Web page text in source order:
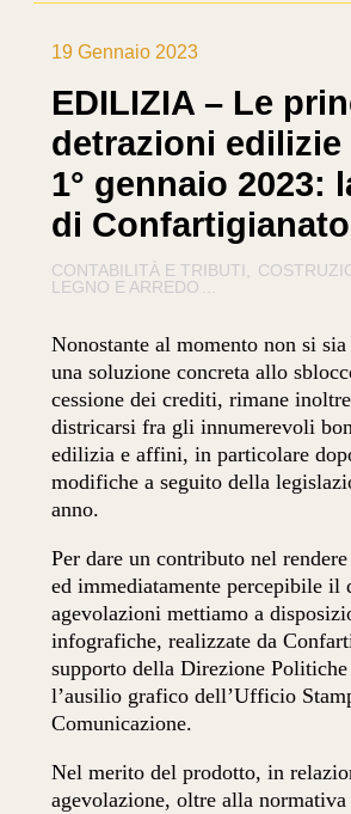
19 Gennaio 2023
EDILIZIA – Le
detrazioni edilizie
1° gennaio 2023:
di Confartigianato
CONTABILITÀ E TRIBUTI
LEGNO E ARREDO ...
Nonostante al momento non si
una soluzione concreta allo
cessione dei crediti, rimane
districarsi fra gli innumerevoli
edilizia e affini, in particolare
modifiche a seguito della
anno.
Per dare un contributo nel
ed immediatamente percepibile il
agevolazioni mettiamo a
infografiche, realizzate da
supporto della Direzione
l’ausilio grafico dell’Ufficio
Comunicazione.
Nel merito del prodotto, in
agevolazione, oltre alla